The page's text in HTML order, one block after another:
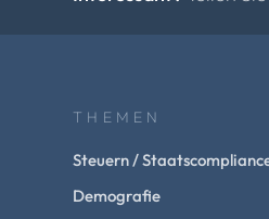
THEMEN
Steuern /
Demografie